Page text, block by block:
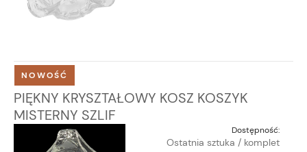
PIĘKNY KRYSZTAŁOWY KOSZ KOSZYK
MISTERNY SZLIF
Dostępność:
Ostatnia sztuka / komplet
NOWOŚĆ